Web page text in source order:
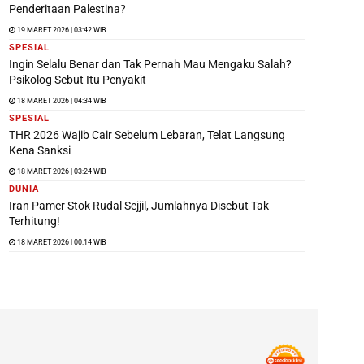
Penderitaan Palestina?
19 MARET 2026 | 03:42 WIB
SPESIAL
Ingin Selalu Benar dan Tak Pernah Mau Mengaku Salah?
Psikolog Sebut Itu Penyakit
18 MARET 2026 | 04:34 WIB
SPESIAL
THR 2026 Wajib Cair Sebelum Lebaran, Telat Langsung
Kena Sanksi
18 MARET 2026 | 03:24 WIB
DUNIA
Iran Pamer Stok Rudal Sejjil, Jumlahnya Disebut Tak
Terhitung!
18 MARET 2026 | 00:14 WIB